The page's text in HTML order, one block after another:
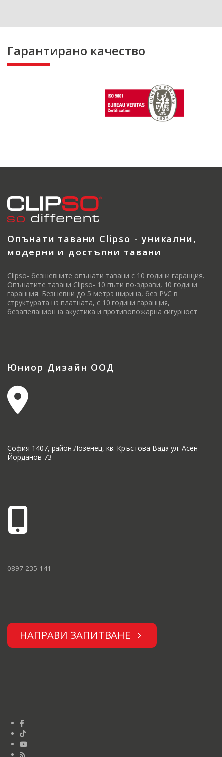
Гарантирано качество
Опънати тавани Clipso - уникални,
модерни и достъпни тавани
Clipso- безшевните опънати тавани с 10 години гаранция.
Опънатите тавани Clipso- 10 пъти по-здрави, 10 години
гаранция. Безшевни до 5 метра ширина, без PVC в
структурата на платната, с 10 години гаранция,
безапелационна акустика и противопожарна сигурност
Юниор Дизайн ООД
София 1407, район Лозенец, кв. Кръстова Вада ул. Асен
Йорданов 73
0897 235 141
НАПРАВИ ЗАПИТВАНЕ